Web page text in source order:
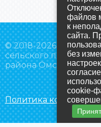
© 2018-2026
сельского
района Омской
Политика
файлов
к
сайта.
без
cookie-